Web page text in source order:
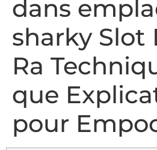
dans
sharky Slot
Ra
que
pour